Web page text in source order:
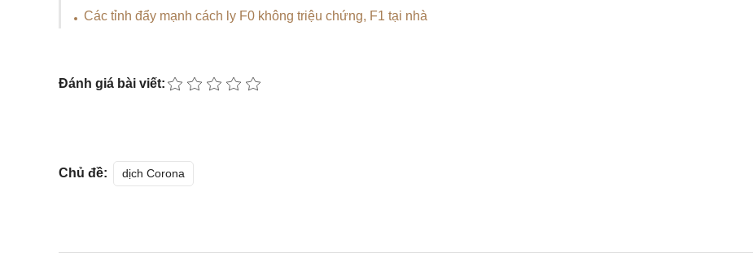
Các tỉnh đẩy mạnh cách ly F0 không triệu chứng, F1 tại nhà
Đánh giá bài viết:
Chủ đề: dịch Corona